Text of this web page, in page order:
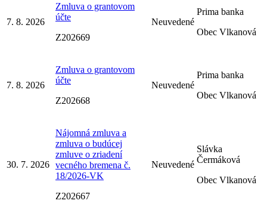
7. 8. 2026
Zmluva o grantovom
účte
Z202669
Neuvedené
Prima banka
Obec Vlkanová
7. 8. 2026
Zmluva o grantovom
účte
Z202668
Neuvedené
Prima banka
Obec Vlkanová
30. 7. 2026
Nájomná zmluva a
zmluva o budúcej
zmluve o zriadení
vecného bremena č.
18/2026-VK
Z202667
Neuvedené
Slávka
Čermáková
Obec Vlkanová